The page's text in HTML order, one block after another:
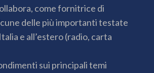
come fornitrice di
delle più importanti testate
e all’estero (radio, carta
sui principali temi